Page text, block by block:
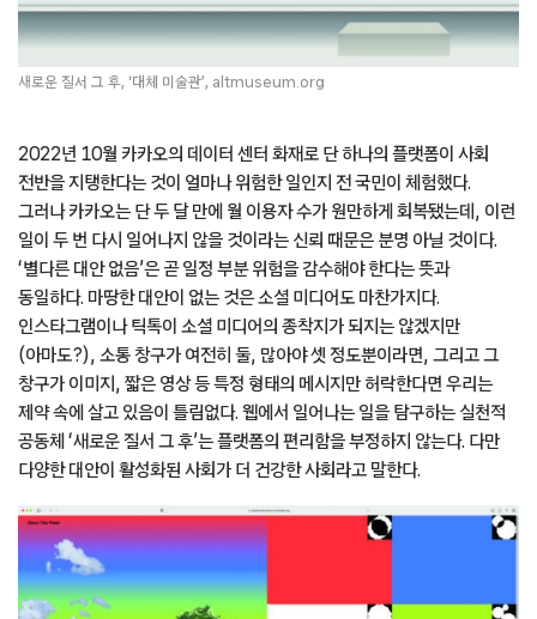
새로운 질서 그 후, ‘대체 미술관’, altmuseum.org
2022년 10월 카카오의 데이터 센터 화재로 단 하나의 플랫폼이 사회
전반을 지탱한다는 것이 얼마나 위험한 일인지 전 국민이 체험했다.
그러나 카카오는 단 두 달 만에 월 이용자 수가 원만하게 회복됐는데, 이런
일이 두 번 다시 일어나지 않을 것이라는 신뢰 때문은 분명 아닐 것이다.
‘별다른 대안 없음’은 곧 일정 부분 위험을 감수해야 한다는 뜻과
동일하다. 마땅한 대안이 없는 것은 소셜 미디어도 마찬가지다.
인스타그램이나 틱톡이 소셜 미디어의 종착지가 되지는 않겠지만
(아마도?), 소통 창구가 여전히 둘, 많아야 셋 정도뿐이라면, 그리고 그
창구가 이미지, 짧은 영상 등 특정 형태의 메시지만 허락한다면 우리는
제약 속에 살고 있음이 틀림없다. 웹에서 일어나는 일을 탐구하는 실천적
공동체 ‘새로운 질서 그 후’는 플랫폼의 편리함을 부정하지 않는다. 다만
다양한 대안이 활성화된 사회가 더 건강한 사회라고 말한다.